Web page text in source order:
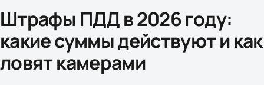
Штрафы ПДД в 2026 году:
какие суммы действуют и как
ловят камерами